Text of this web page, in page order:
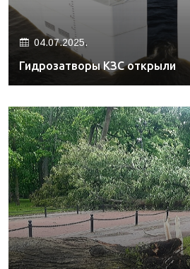
04.07.2025.
Гидрозатворы КЗС открыли